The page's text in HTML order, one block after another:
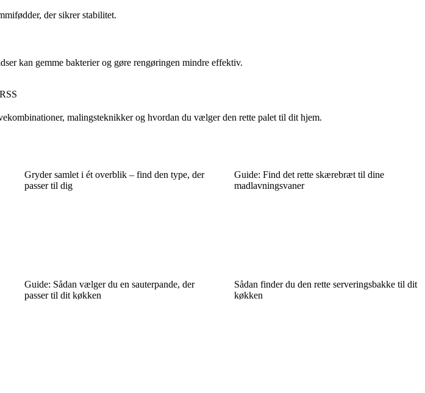
der sikrer stabilitet.
kan gemme bakterier og gøre rengøringen mindre effektiv.
RSS
malingsteknikker og hvordan du vælger den rette palet til dit hjem.
Gryder samlet i ét overblik – find den type, der
passer til dig
Guide: Find det rette skærebræt til dine
madlavningsvaner
Guide: Sådan vælger du en sauterpande, der
passer til dit køkken
Sådan finder du den rette serveringsbakke til dit
køkken